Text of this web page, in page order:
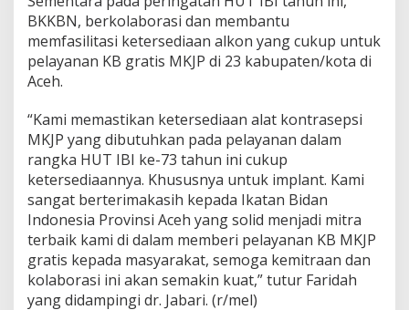
BKKBN, berkolaborasi dan membantu
memfasilitasi ketersediaan alkon yang cukup untuk
pelayanan KB gratis MKJP di 23 kabupaten/kota di
Aceh.
“Kami memastikan ketersediaan alat kontrasepsi
MKJP yang dibutuhkan pada pelayanan dalam
rangka HUT IBI ke-73 tahun ini cukup
ketersediaannya. Khususnya untuk implant. Kami
sangat berterimakasih kepada Ikatan Bidan
Indonesia Provinsi Aceh yang solid menjadi mitra
terbaik kami di dalam memberi pelayanan KB MKJP
gratis kepada masyarakat, semoga kemitraan dan
kolaborasi ini akan semakin kuat,” tutur Faridah
yang didampingi dr. Jabari. (r/mel)